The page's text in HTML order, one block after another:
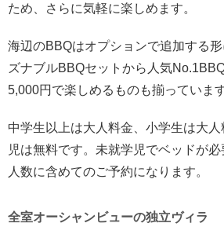
ため、さらに気軽に楽しめます。
海辺のBBQはオプションで追加する
ズナブルBBQセットから人気
5,000円で楽しめるものも揃っています
中学生以上は大人料金、小学生は大
児は無料です。未就学児でベッドが
人数に含めてのご予約になります。
全室オーシャンビューの独立ヴィラ